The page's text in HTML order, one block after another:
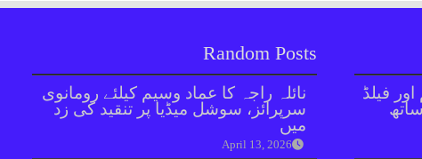
Random Posts
نائلہ راجہ کا عماد وسیم کیلئے رومانوی
سرپرائز، سوشل میڈیا پر تنقید کی زد
میں
April 13, 2026
فیلڈ